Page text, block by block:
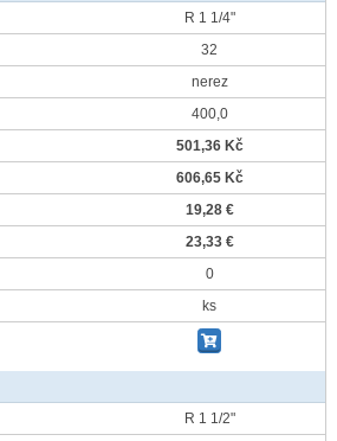
R 1 1/4"
32
nerez
400,0
501,36 Kč
606,65 Kč
19,28 €
23,33 €
0
ks
R 1 1/2"